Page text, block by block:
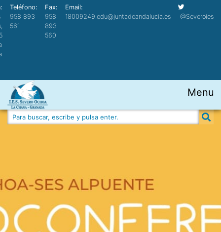
Teléfono:
958 893
561
Fax:
958
893
560
Email:
18009249.edu@juntadeandalucia.es
@Severoies
Menu